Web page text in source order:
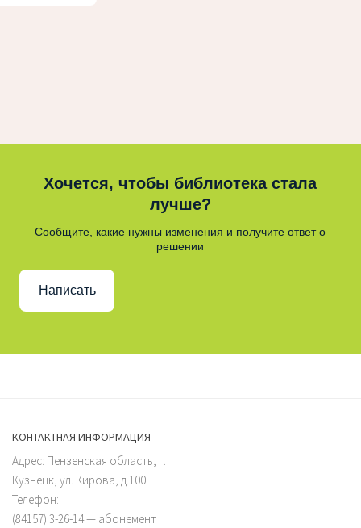
Хочется, чтобы библиотека стала
лучше?
Сообщите, какие нужны изменения и получите ответ о
решении
Написать
КОНТАКТНАЯ ИНФОРМАЦИЯ
Адрес: Пензенская область, г.
Кузнецк, ул. Кирова, д.100
Телефон:
(84157) 3-26-14 — абонемент